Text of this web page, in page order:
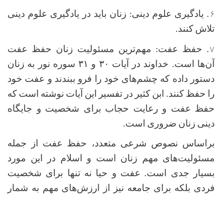
۶ . یادگیری علوم دینی: زنان باید در یادگیری علوم دینی
تلاش کنند.
۷. حفظ عفت: مهم‌ترین مسئولیت زنان حفظ عفت
آن‌ها است. خداوند در آیات ۳۰ و ۳۱ سوره نور به زنان
دستور داده که چشم‌های خود را فرو ببندند و عفت خود
را حفظ کنند. ابن کثیر در تفسیر این آیات نوشته است که
حفظ عفت و رعایت حجاب برای شخصیت و جایگاه
دینی زنان ضروری است.
براساس نصوص شرعی متعدد، حفظ عفت از جمله
مسئولیت‌های مهم زنان است و اسلام در این مورد
بسیار جدی است. عفت و حیا نه تنها برای شخصیت
فردی بلکه برای جامعه نیز از ارزش‌های مهم به شمار